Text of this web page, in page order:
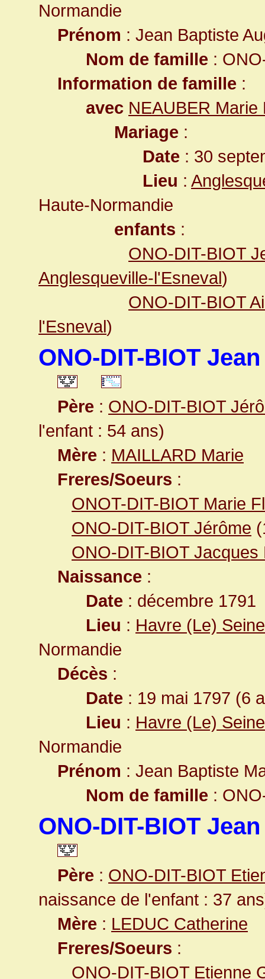
Normandie
Prénom : Jean Baptiste
Nom de famille :
Information de famille :
avec NEAUBER Marie
Mariage :
Date : 30
Lieu :
Haute-Normandie
enfants :
ONO-DIT-BIOT
Anglesqueville-l'Esneval)
ONO-DIT-BIOT
l'Esneval)
ONO-DIT-BIOT
Père : ONO-DIT-BIOT
l'enfant : 54 ans)
Mère : MAILLARD Marie
Freres/Soeurs :
ONOT-DIT-BIOT Marie
ONO-DIT-BIOT Jérôme
ONO-DIT-BIOT Jacques
Naissance :
Date : décembre 1791
Lieu : Havre (Le)
Normandie
Décès :
Date : 19 mai 1797 (6
Lieu : Havre (Le)
Normandie
Prénom : Jean Baptiste
Nom de famille :
ONO-DIT-BIOT
Père : ONO-DIT-BIOT
naissance de l'enfant : 37
Mère : LEDUC Catherine
Freres/Soeurs :
ONO-DIT-BIOT Etienne